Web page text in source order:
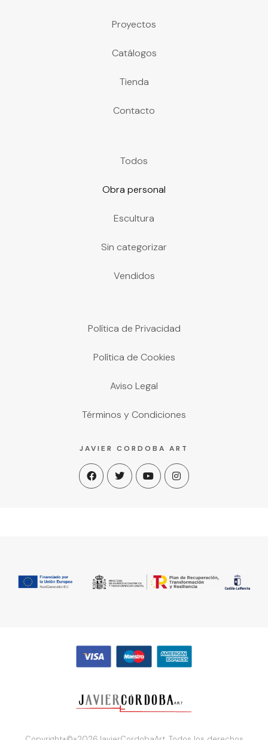
Proyectos
Catálogos
Tienda
Contacto
Todos
Obra personal
Escultura
Sin categorizar
Vendidos
Política de Privacidad
Política de Cookies
Aviso Legal
Términos y Condiciones
JAVIER CORDOBA ART